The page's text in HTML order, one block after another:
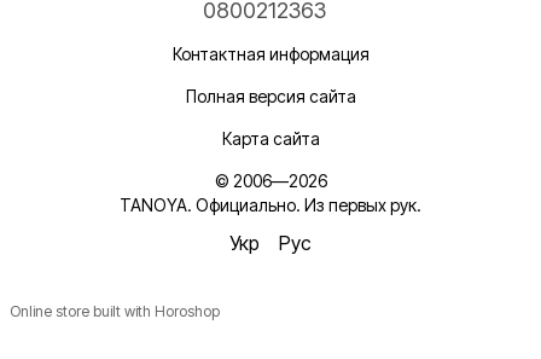
0800212363
Контактная информация
Полная версия сайта
Карта сайта
© 2006—2026
TANOYA. Официально. Из первых рук.
Укр Рус
Online store built with Horoshop